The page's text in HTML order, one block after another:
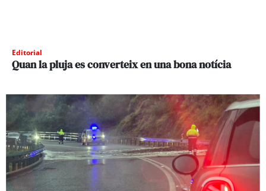
Editorial
Quan la pluja es converteix en una bona notícia